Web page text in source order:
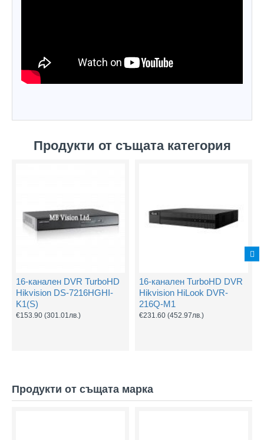
Продукти от същата категория
16-канален DVR TurboHD
Hikvision DS-7216HGHI-
K1(S)
€153.90 (301.01лв.)
16-канален TurboHD DVR
Hikvision HiLook DVR-
216Q-M1
€231.60 (452.97лв.)
Продукти от същата марка